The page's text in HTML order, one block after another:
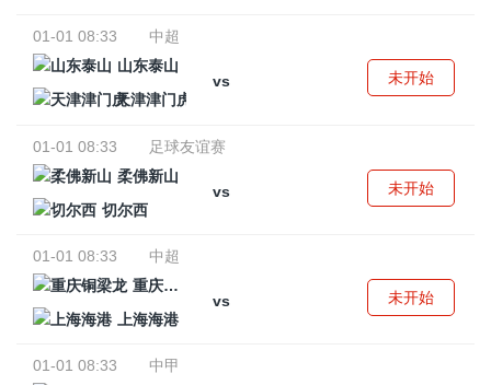
01-01 08:33
中超
山东泰山
vs
天津津门虎
未开始
01-01 08:33
足球友谊赛
柔佛新山
vs
切尔西
未开始
01-01 08:33
中超
重庆铜梁龙
vs
上海海港
未开始
01-01 08:33
中甲